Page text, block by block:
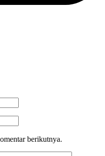
berikutnya.